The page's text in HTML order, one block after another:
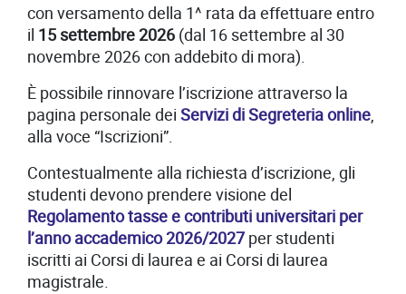
con versamento della 1^ rata da effettuare entro
il 15 settembre 2026 (dal 16 settembre al 30
novembre 2026 con addebito di mora).
È possibile rinnovare l’iscrizione attraverso la
pagina personale dei Servizi di Segreteria online,
alla voce “Iscrizioni”.
Contestualmente alla richiesta d’iscrizione, gli
studenti devono prendere visione del
Regolamento tasse e contributi universitari per
l’anno accademico 2026/2027 per studenti
iscritti ai Corsi di laurea e ai Corsi di laurea
magistrale.